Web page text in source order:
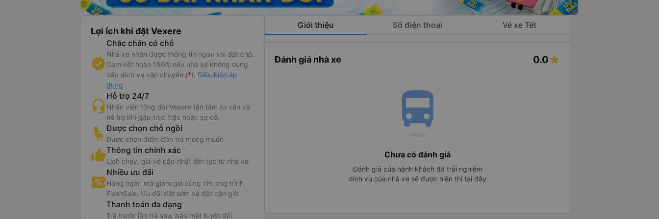
Lợi ích khi đặt Vexere
Chắc chắn có chỗ
Nhà xe nhận được thông tin ngay khi đặt chỗ.
Cam kết hoàn 150% nếu nhà xe không cung
cấp dịch vụ vận chuyển (*). Điều kiện áp
dụng
Hỗ trợ 24/7
Nhân viên tổng đài Vexere tận tâm tư vấn và
hỗ trợ khi gặp trục trặc hoặc sự cố.
Được chọn chỗ ngồi
Được chọn điểm đón trả mong muốn.
Thông tin chính xác
Lịch chạy, giá vé cập nhật liên tục từ nhà xe.
Nhiều ưu đãi
Hàng ngàn mã giảm giá cùng chương trình
FlashSale, Ưu đãi đặt sớm và đặt cận giờ.
Thanh toán đa dạng
Trả trước lẫn trả sau, bảo mật tuyệt đối.
Giới thiệu Số điện thoại Vé xe Tết
Đánh giá nhà xe 0.0
directions_bus
Chưa có đánh giá
Đánh giá của hành khách đã trải nghiệm
dịch vụ của nhà xe sẽ được hiển thị tại đây